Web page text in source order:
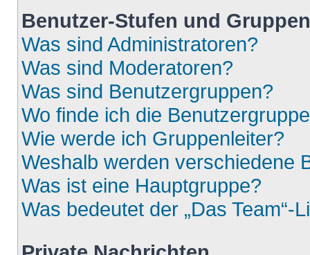
Benutzer-Stufen und Gruppen
Was sind Administratoren?
Was sind Moderatoren?
Was sind Benutzergruppen?
Wo finde ich die
Wie werde ich Gruppenleiter?
Weshalb werden verschiedene
Was ist eine Hauptgruppe?
Was bedeutet der „Das Team“-